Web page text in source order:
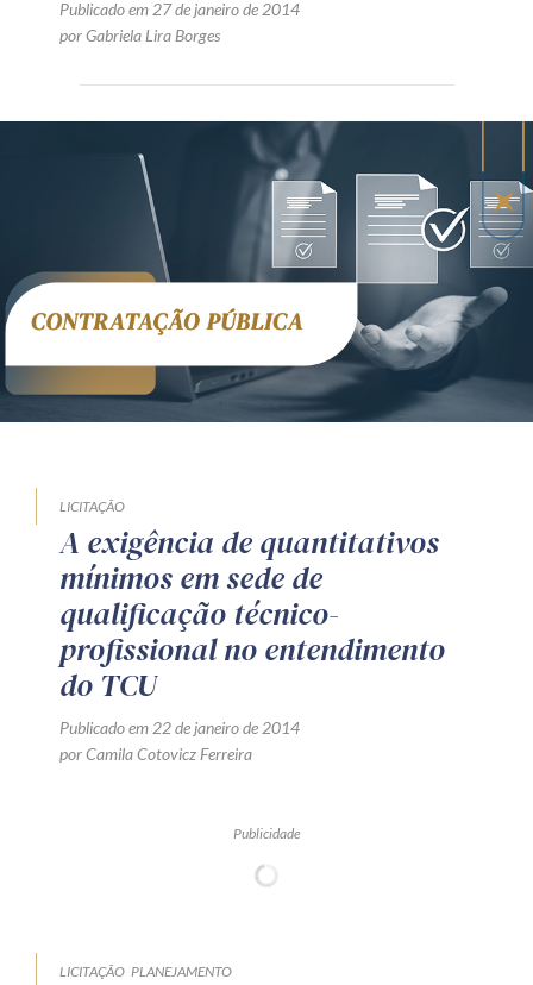
Publicado em 27 de janeiro de 2014
por Gabriela Lira Borges
LICITAÇÃO
A exigência de quantitativos
mínimos em sede de
qualificação técnico-
profissional no entendimento
do TCU
Publicado em 22 de janeiro de 2014
por Camila Cotovicz Ferreira
Publicidade
LICITAÇÃO PLANEJAMENTO